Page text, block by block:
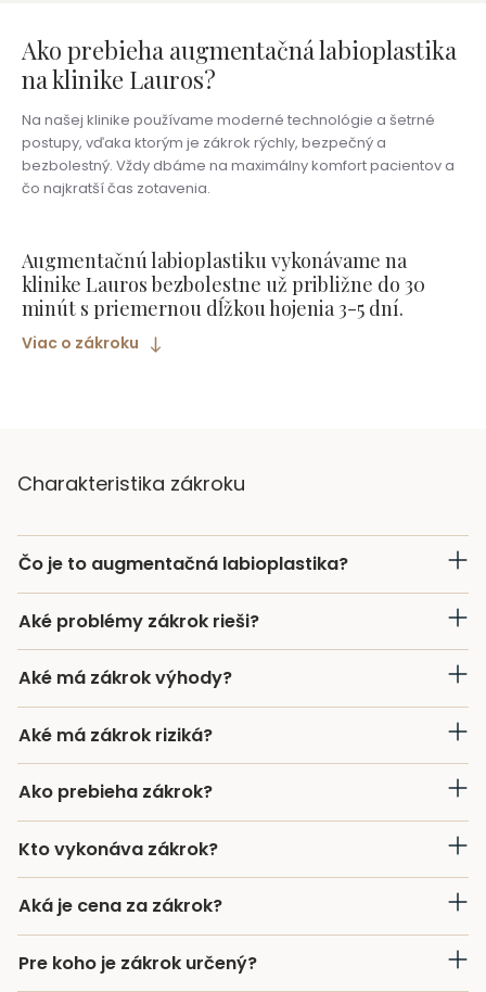
Ako prebieha augmentačná labioplastika
na klinike Lauros?
Na našej klinike používame moderné technológie a šetrné
postupy, vďaka ktorým je zákrok rýchly, bezpečný a
bezbolestný. Vždy dbáme na maximálny komfort pacientov a
čo najkratší čas zotavenia.
Augmentačnú labioplastiku vykonávame na
klinike Lauros bezbolestne už približne do 30
minút s priemernou dĺžkou hojenia 3-5 dní.
Viac o zákroku
Charakteristika zákroku
Čo je to augmentačná labioplastika?
Aké problémy zákrok rieši?
Aké má zákrok výhody?
Aké má zákrok riziká?
Ako prebieha zákrok?
Kto vykonáva zákrok?
Aká je cena za zákrok?
Pre koho je zákrok určený?